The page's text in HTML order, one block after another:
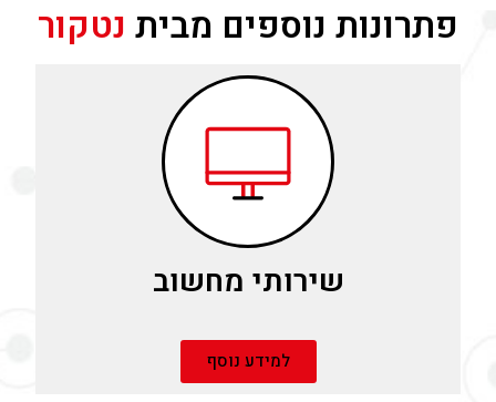
פתרונות נוספים מבית נטקור
שירותי מחשוב
למידע נוסף